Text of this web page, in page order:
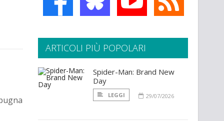
ARTICOLI PIÙ POPOLARI
Spider-Man: Brand New
Day
LEGGI 29/07/2026